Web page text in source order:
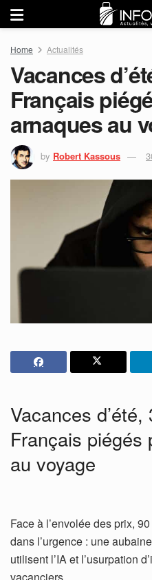
Home Actualités
Vacances
Français
arnaques au
by Robert Kassous
Vacances
Français piégés
au voyage
Face à l’envolée des prix,
dans l’urgence : une
utilisent l’IA et l’usurpation